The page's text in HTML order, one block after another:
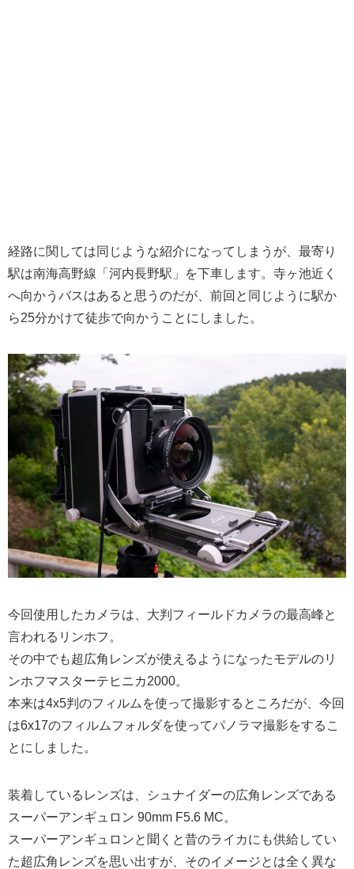
経路に関しては同じような紹介になってしまうが、最寄り
駅は南海高野線「河内長野駅」を下車します。寺ヶ池近く
へ向かうバスはあると思うのだが、前回と同じように駅か
ら25分かけて徒歩で向かうことにしました。
今回使用したカメラは、大判フィールドカメラの最高峰と
言われるリンホフ。
その中でも超広角レンズが使えるようになったモデルのリ
ンホフマスターテヒニカ2000。
本来は4x5判のフィルムを使って撮影するところだが、今回
は6x17のフィルムフォルダを使ってパノラマ撮影をするこ
とにしました。
装着しているレンズは、シュナイダーの広角レンズである
スーパーアンギュロン 90mm F5.6 MC。
スーパーアンギュロンと聞くと昔のライカにも供給してい
た超広角レンズを思い出すが、そのイメージとは全く異な